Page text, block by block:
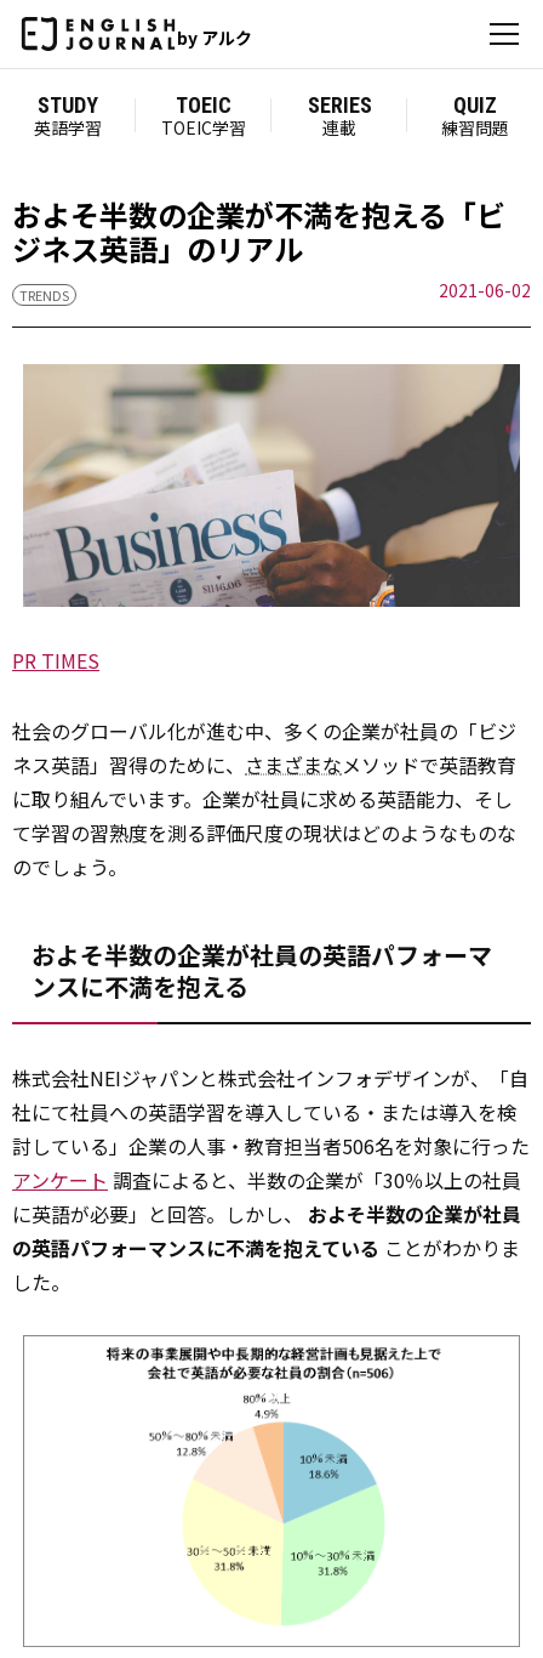
by アルク
STUDY
英語学習
TOEIC
TOEIC学習
SERIES
連載
QUIZ
練習問題
およそ半数の企業が不満を抱える「ビ
ジネス英語」のリアル
TRENDS 2021-06-02
PR TIMES
社会のグローバル化が進む中、多くの企業が社員の「ビジ
ネス英語」習得のために、 さまざまなメソッドで英語教育
に取り組んでいます。企業が社員に求める英語能力、そし
て学習の習熟度を測る評価尺度の現状はどのようなものな
のでしょう。
およそ半数の企業が社員の英語パフォーマ
ンスに不満を抱える
株式会社NEIジャパンと株式会社インフォデザインが、「自
社にて社員への英語学習を導入している・または導入を検
討している」企業の人事・教育担当者506名を対象に行った
アンケート 調査によると、半数の企業が「30％以上の社員
に英語が必要」と回答。しかし、 およそ半数の企業が社員
の英語パフォーマンスに不満を抱えている ことがわかりま
した。